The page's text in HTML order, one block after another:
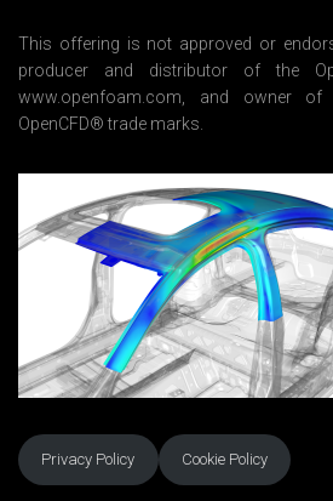
*
This offering is not approved or
producer and distributor of the
www.openfoam.com, and owner of
OpenCFD® trade marks.
Privacy Policy Cookie Policy